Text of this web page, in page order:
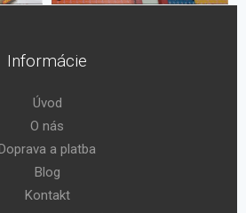
Informácie
Úvod
O nás
a platba
Blog
Kontakt